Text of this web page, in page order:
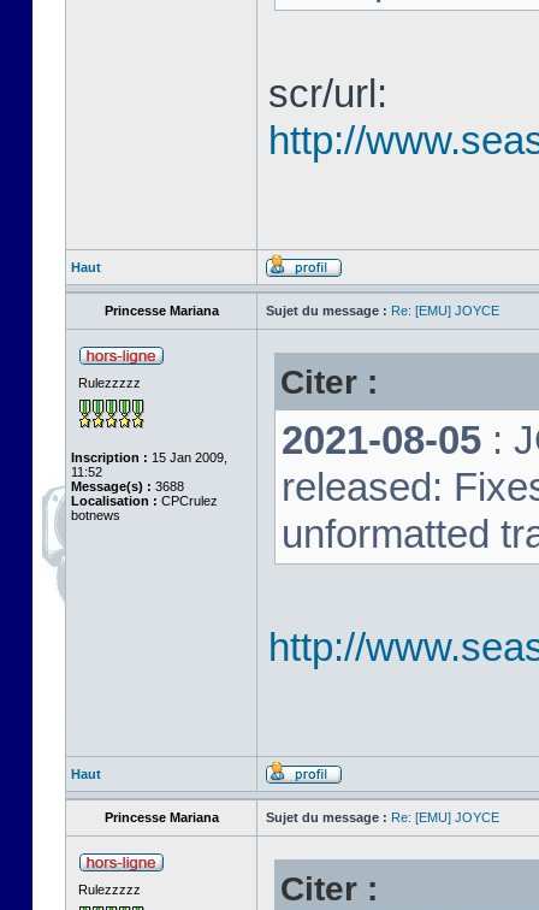
scr/url:
http://
Haut
Princesse Mariana Sujet du message : Re: [EMU] JOYCE
Rulezzzzz
Inscription : 15 Jan 2009,
11:52
Message(s) : 3688
Localisation : CPCrulez
botnews
Citer :
2021-08-05 :
released:
unformatted
http://
Haut
Princesse Mariana Sujet du message : Re: [EMU] JOYCE
Rulezzzzz Citer :